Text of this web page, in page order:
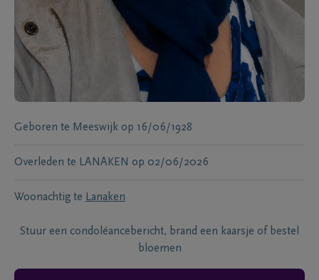
Geboren te Meeswijk op 16/06/1928
Overleden te LANAKEN op 02/06/2026
Woonachtig te Lanaken
Stuur een condoléancebericht, brand een kaarsje of bestel
bloemen